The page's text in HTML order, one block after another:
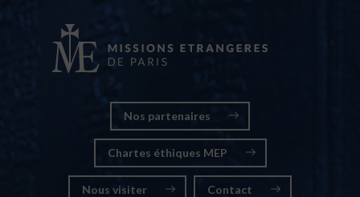
Nos partenaires
Chartes éthiques MEP
Nous visiter Contact